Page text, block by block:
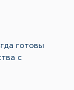
готовы
с